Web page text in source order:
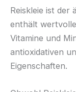
Reiskleie ist der
enthält
Vitamine und
antioxidativen
Eigenschaften.